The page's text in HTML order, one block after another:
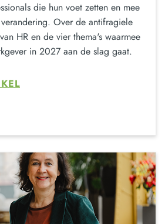
die hun voet zetten en mee
Over de antifragiele
HR en de vier thema's waarmee
in 2027 aan de slag gaat.